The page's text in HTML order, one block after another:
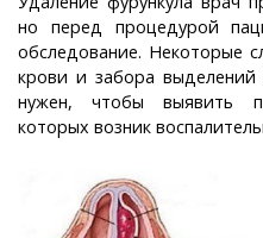
но перед процедурой
обследование. Некоторые
крови и забора выделений
нужен, чтобы выявить
которых возник